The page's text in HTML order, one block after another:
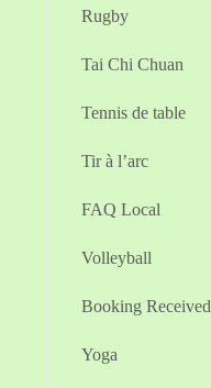
Rugby
Tai Chi Chuan
Tennis de table
Tir à l’arc
FAQ Local
Volleyball
Booking Received
Yoga